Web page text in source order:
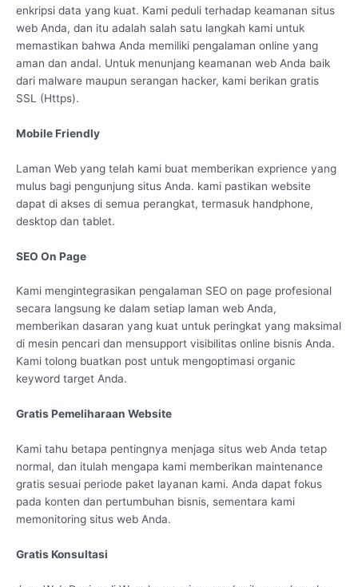
enkripsi data yang kuat. Kami peduli terhadap keamanan situs
web Anda, dan itu adalah salah satu langkah kami untuk
memastikan bahwa Anda memiliki pengalaman online yang
aman dan andal. Untuk menunjang keamanan web Anda baik
dari malware maupun serangan hacker, kami berikan gratis
SSL (Https).
Mobile Friendly
Laman Web yang telah kami buat memberikan exprience yang
mulus bagi pengunjung situs Anda. kami pastikan website
dapat di akses di semua perangkat, termasuk handphone,
desktop dan tablet.
SEO On Page
Kami mengintegrasikan pengalaman SEO on page profesional
secara langsung ke dalam setiap laman web Anda,
memberikan dasaran yang kuat untuk peringkat yang maksimal
di mesin pencari dan mensupport visibilitas online bisnis Anda.
Kami tolong buatkan post untuk mengoptimasi organic
keyword target Anda.
Gratis Pemeliharaan Website
Kami tahu betapa pentingnya menjaga situs web Anda tetap
normal, dan itulah mengapa kami memberikan maintenance
gratis sesuai periode paket layanan kami. Anda dapat fokus
pada konten dan pertumbuhan bisnis, sementara kami
memonitoring situs web Anda.
Gratis Konsultasi